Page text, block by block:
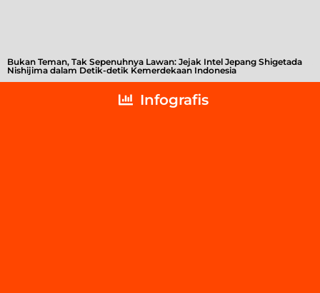
Bukan Teman, Tak Sepenuhnya Lawan: Jejak Intel Jepang Shigetada
Nishijima dalam Detik-detik Kemerdekaan Indonesia
Infografis